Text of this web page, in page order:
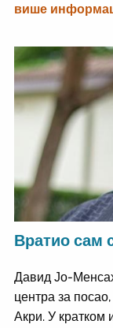
више
Вратио сам
Давид Јо-
центра за
Акри. У кратком